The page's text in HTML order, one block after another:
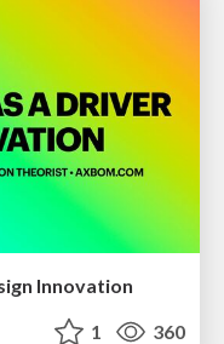
Innovation
1 360